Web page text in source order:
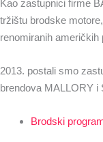
Kao zastupnici firme
tržištu brodske
renomiranih američkih
2013. postali smo
brendova MALLORY i
Brodski